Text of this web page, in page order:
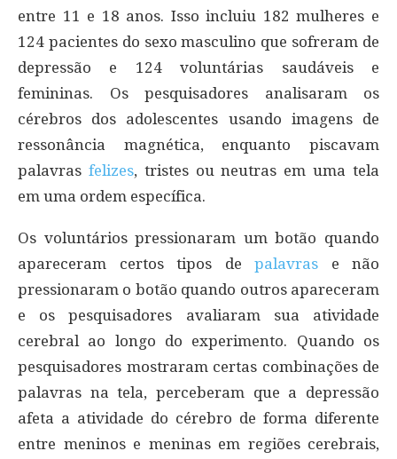
entre 11 e 18 anos. Isso incluiu 182 mulheres e
124 pacientes do sexo masculino que sofreram de
depressão e 124 voluntárias saudáveis e
femininas. Os pesquisadores analisaram os
cérebros dos adolescentes usando imagens de
ressonância magnética, enquanto piscavam
palavras felizes, tristes ou neutras em uma tela
em uma ordem específica.
Os voluntários pressionaram um botão quando
apareceram certos tipos de palavras e não
pressionaram o botão quando outros apareceram
e os pesquisadores avaliaram sua atividade
cerebral ao longo do experimento. Quando os
pesquisadores mostraram certas combinações de
palavras na tela, perceberam que a depressão
afeta a atividade do cérebro de forma diferente
entre meninos e meninas em regiões cerebrais,